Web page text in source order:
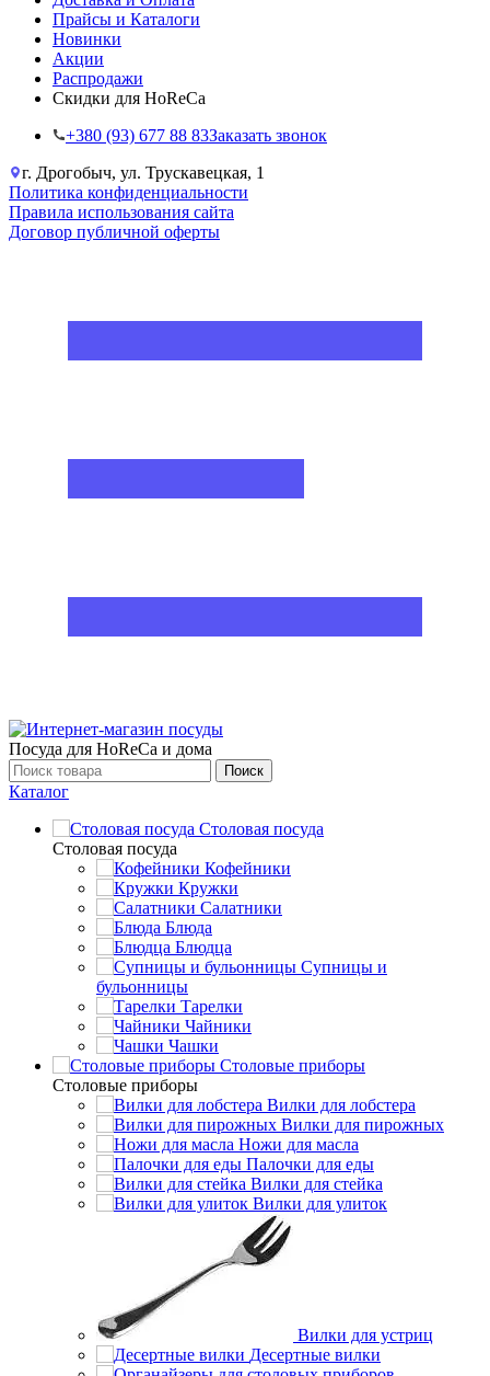
Прайсы и Каталоги
Новинки
Акции
Распродажи
Скидки для HoReCa
+38‎0 (93) 677 88 83Заказать звонок
г. Дрогобыч, ул. Трускавецкая, 1
Политика конфиденциальности
Правила использования сайта
Договор публичной оферты
Посуда для HoReCa и дома
Поиск
Каталог
Столовая посуда
Столовая посуда
Кофейники
Кружки
Салатники
Блюда
Блюдца
Супницы и
бульонницы
Тарелки
Чайники
Чашки
Cтоловые приборы
Cтоловые приборы
Вилки для лобстера
Вилки для пирожных
Ножи для масла
Палочки для еды
Вилки для стейка
Вилки для улиток
Вилки для устриц
Десертные вилки